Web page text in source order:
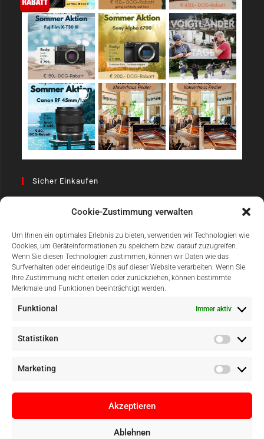
Cookie-Zustimmung verwalten
Um Ihnen ein optimales Erlebnis zu bieten, verwenden wir Technologien wie
Cookies, um Geräteinformationen zu speichern bzw. darauf zuzugreifen.
Wenn Sie diesen Technologien zustimmen, können wir Daten wie das
Surfverhalten oder eindeutige IDs auf dieser Website verarbeiten. Wenn Sie
Ihre Zustimmung nicht erteilen oder zurückziehen, können bestimmte
Merkmale und Funktionen beeinträchtigt werden.
Funktional Immer aktiv
Statistiken
Marketing
Akzeptieren
Ablehnen
Sicher Einkaufen
Einfach Online Bezahlen